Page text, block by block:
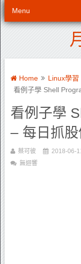
Menu
Home Linux學習
看例子學 Shell
看例子學
– 每日抓
蔡可彼 2018-06-
無迴響